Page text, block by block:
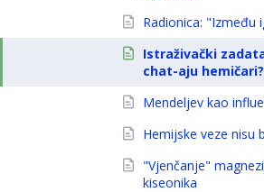
Radionica: "Između
Istraživački
chat-aju
Mendeljev kao
Hemijske veze nisu
"Vjenčanje"
kiseonika